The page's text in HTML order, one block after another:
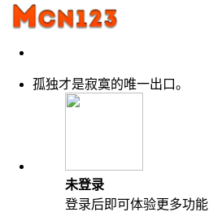
孤独才是寂寞的唯一出口。
未登录
登录后即可体验更多功能